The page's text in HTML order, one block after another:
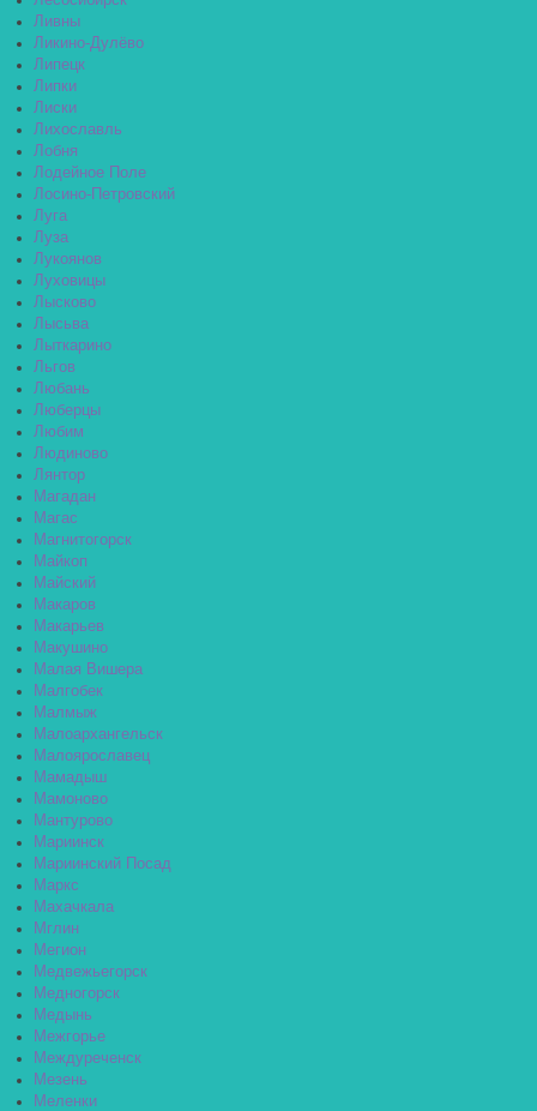
Ливны
Ликино-Дулёво
Липецк
Липки
Лиски
Лихославль
Лобня
Лодейное Поле
Лосино-Петровский
Луга
Луза
Лукоянов
Луховицы
Лысково
Лысьва
Лыткарино
Льгов
Любань
Люберцы
Любим
Людиново
Лянтор
Магадан
Магас
Магнитогорск
Майкоп
Майский
Макаров
Макарьев
Макушино
Малая Вишера
Малгобек
Малмыж
Малоархангельск
Малоярославец
Мамадыш
Мамоново
Мантурово
Мариинск
Мариинский Посад
Маркс
Махачкала
Мглин
Мегион
Медвежьегорск
Медногорск
Медынь
Межгорье
Междуреченск
Мезень
Меленки